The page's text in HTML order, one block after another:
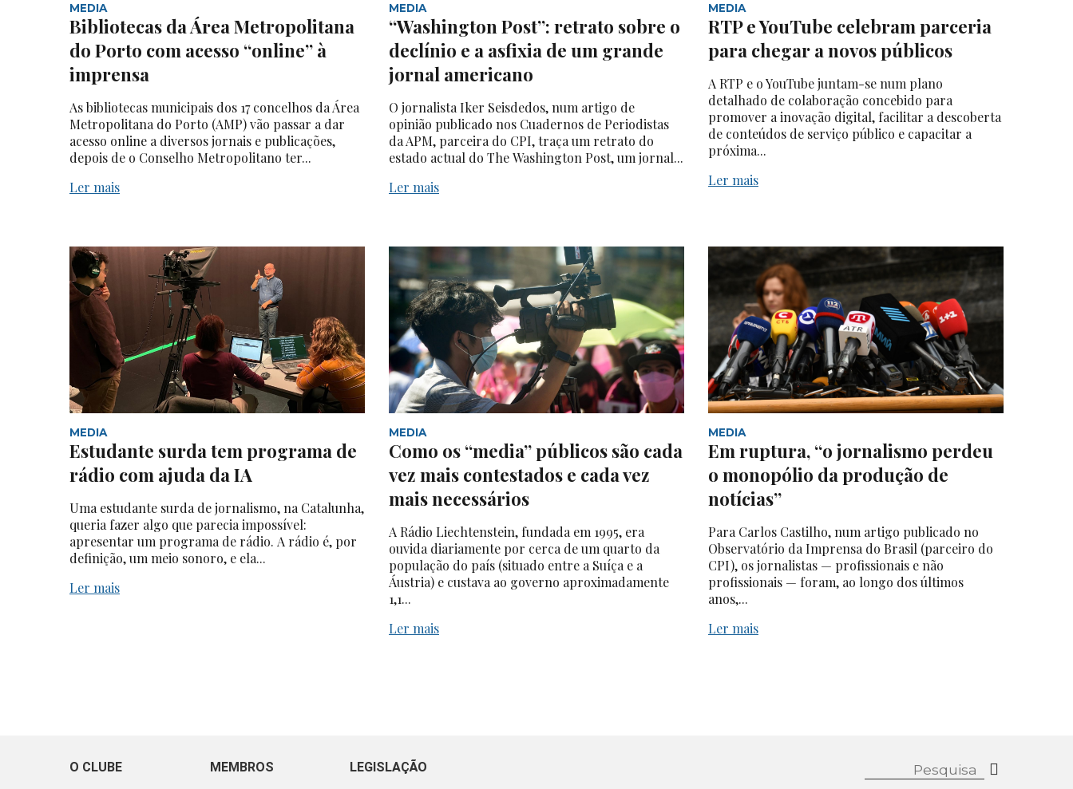
MEDIA
Bibliotecas da Área Metropolitana
do Porto com acesso “online” à
imprensa
As bibliotecas municipais dos 17 concelhos da Área
Metropolitana do Porto (AMP) vão passar a dar
acesso online a diversos jornais e publicações,
depois de o Conselho Metropolitano ter...
Ler mais
MEDIA
“Washington Post”: retrato sobre o
declínio e a asfixia de um grande
jornal americano
O jornalista Iker Seisdedos, num artigo de
opinião publicado nos Cuadernos de Periodistas
da APM, parceira do CPI, traça um retrato do
estado actual do The Washington Post, um jornal...
Ler mais
MEDIA
RTP e YouTube celebram parceria
para chegar a novos públicos
A RTP e o YouTube juntam-se num plano
detalhado de colaboração concebido para
promover a inovação digital, facilitar a descoberta
de conteúdos de serviço público e capacitar a
próxima...
Ler mais
MEDIA
Estudante surda tem programa de
rádio com ajuda da IA
Uma estudante surda de jornalismo, na Catalunha,
queria fazer algo que parecia impossível:
apresentar um programa de rádio. A rádio é, por
definição, um meio sonoro, e ela...
Ler mais
MEDIA
Como os “media” públicos são cada
vez mais contestados e cada vez
mais necessários
A Rádio Liechtenstein, fundada em 1995, era
ouvida diariamente por cerca de um quarto da
população do país (situado entre a Suíça e a
Áustria) e custava ao governo aproximadamente
1,1...
Ler mais
MEDIA
Em ruptura, “o jornalismo perdeu
o monopólio da produção de
notícias”
Para Carlos Castilho, num artigo publicado no
Observatório da Imprensa do Brasil (parceiro do
CPI), os jornalistas — profissionais e não
profissionais — foram, ao longo dos últimos
anos,...
Ler mais
O CLUBE MEMBROS LEGISLAÇÃO